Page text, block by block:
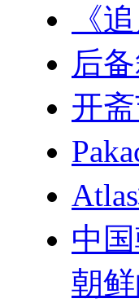
《
后
开
中
朝